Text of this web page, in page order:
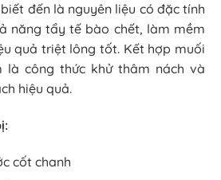
đến là nguyên liệu có đặc tính
năng tẩy tế bào chết, làm mềm
quả triệt lông tốt. Kết hợp muối
là công thức khử thâm nách và
hiệu quả.
cốt chanh